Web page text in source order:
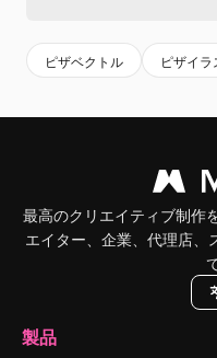
ピザベクトル ピザイラ
最高のクリエイティブ制作
エイター、企業、代理店、
製品